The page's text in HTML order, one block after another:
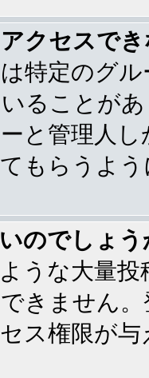
クセスで
特定のグ
ることが
と管理人
もらうよ
のでしょう
うな大量
きません
ス権限が